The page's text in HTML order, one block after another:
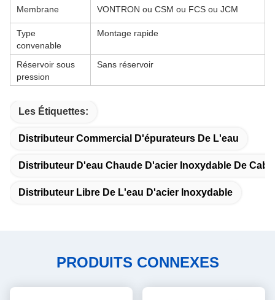
Membrane VONTRON ou CSM ou FCS ou JCM
Type
convenable
Montage rapide
Réservoir sous
pression
Sans réservoir
Les Étiquettes:
Distributeur Commercial D'épurateurs De L'eau
Distributeur D'eau Chaude D'acier Inoxydable De
Distributeur Libre De L'eau D'acier Inoxydable
PRODUITS CONNEXES